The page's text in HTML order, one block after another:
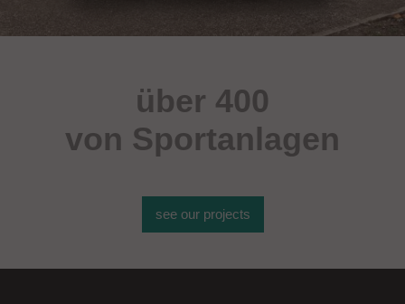
über 400
von Sportanlagen
see our projects